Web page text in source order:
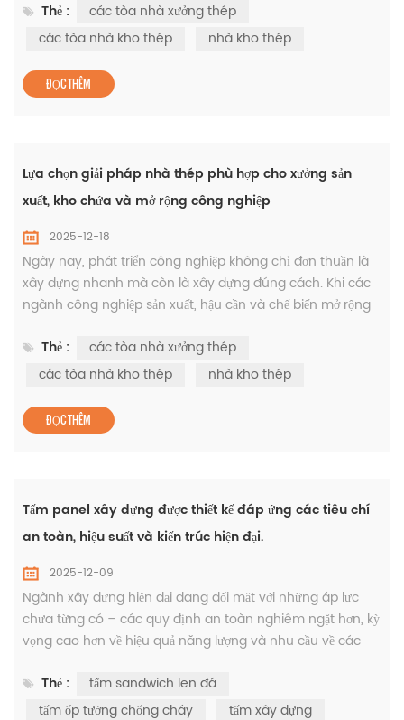
vô cùng cần thiết. Kết cấu thép tiếp tục chiếm ưu thế trong
các dự án công nghiệp trên toàn thế giới vì nó đáp ứng
suất đã được ...
Thẻ :
các tòa nhà xưởng thép
các tòa nhà kho thép
nhà kho thép
ĐỌC THÊM
Lựa chọn giải pháp nhà thép phù hợp cho xưởng sản
xuất, kho chứa và mở rộng công nghiệp
2025-12-18
Ngày nay, phát triển công nghiệp không chỉ đơn thuần là
xây dựng nhanh mà còn là xây dựng đúng cách. Khi các
ngành công nghiệp sản xuất, hậu cần và chế biến mở rộng
suất hoạt động của các cơ sở của họ theo thời gian. Đây là
lúc kết cấu thép chứng minh được giá trị lâu dài của mình,
...
Thẻ :
các tòa nhà xưởng thép
các tòa nhà kho thép
nhà kho thép
ĐỌC THÊM
Tấm panel xây dựng được thiết kế đáp ứng các tiêu chí
an toàn, hiệu suất và kiến trúc hiện đại.
2025-12-09
Ngành xây dựng hiện đại đang đối mặt với những áp lực
chưa từng có – các quy định an toàn nghiêm ngặt hơn, kỳ
vọng cao hơn về hiệu quả năng lượng và nhu cầu về các
làm giảm độ bền. Trong môi trường luôn thay đổi này, chất
lượng của các công trình đang trở nên vô cùng quan
Thẻ :
tấm sandwich len đá
tấm ốp tường chống cháy
tấm xây dựng